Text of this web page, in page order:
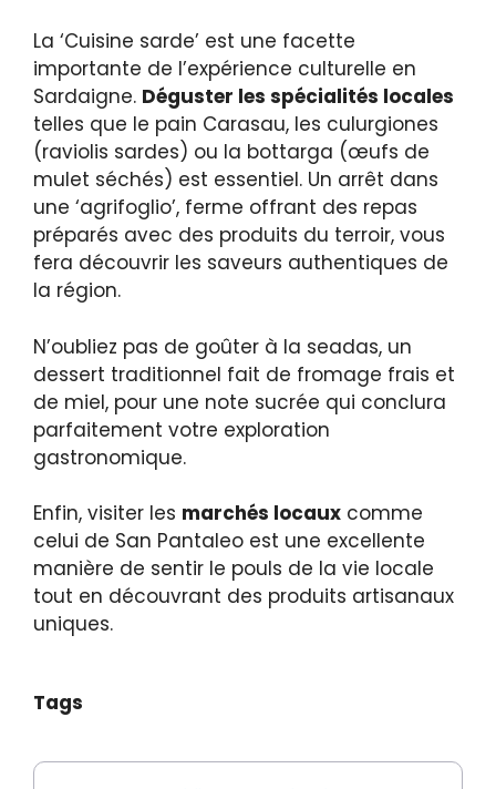
La ‘Cuisine sarde’ est une facette
importante de l’expérience culturelle en
Sardaigne. Déguster les spécialités locales
telles que le pain Carasau, les culurgiones
(raviolis sardes) ou la bottarga (œufs de
mulet séchés) est essentiel. Un arrêt dans
une ‘agrifoglio’, ferme offrant des repas
préparés avec des produits du terroir, vous
fera découvrir les saveurs authentiques de
la région.
N’oubliez pas de goûter à la seadas, un
dessert traditionnel fait de fromage frais et
de miel, pour une note sucrée qui conclura
parfaitement votre exploration
gastronomique.
Enfin, visiter les marchés locaux comme
celui de San Pantaleo est une excellente
manière de sentir le pouls de la vie locale
tout en découvrant des produits artisanaux
uniques.
Tags